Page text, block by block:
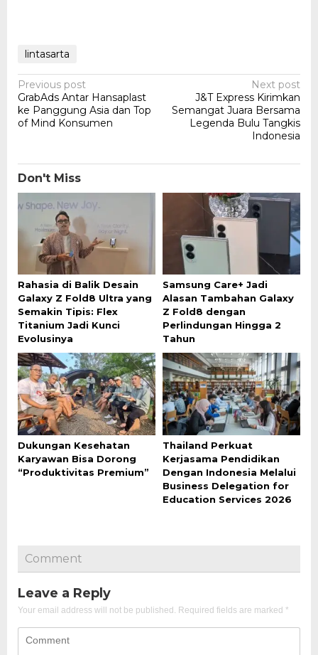
lintasarta
Post
navigation
Previous post
GrabAds Antar Hansaplast
ke Panggung Asia dan Top
of Mind Konsumen
Next post
J&T Express Kirimkan
Semangat Juara Bersama
Legenda Bulu Tangkis
Indonesia
Don't Miss
Rahasia di Balik Desain
Galaxy Z Fold8 Ultra yang
Semakin Tipis: Flex
Titanium Jadi Kunci
Evolusinya
Samsung Care+ Jadi
Alasan Tambahan Galaxy
Z Fold8 dengan
Perlindungan Hingga 2
Tahun
Dukungan Kesehatan
Karyawan Bisa Dorong
“Produktivitas Premium”
Thailand Perkuat
Kerjasama Pendidikan
Dengan Indonesia Melalui
Business Delegation for
Education Services 2026
Comment
Leave a Reply
Your email address will not be published. Required fields are marked *